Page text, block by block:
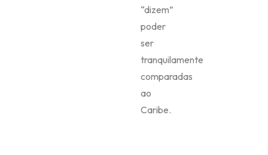
“dizem”
poder
ser
tranquilamente
comparadas
ao
Caribe.